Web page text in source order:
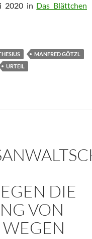
2020 in Das Blättchen
MANFRED GÖTZL
URTEIL
DIE
VON